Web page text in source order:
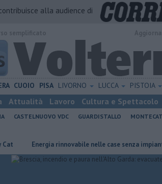
alla audience di
CUOIO PISA LIVORNO LUCCA PISTOIA
Attualità Lavoro Cultura e Spettacolo
CASTELNUOVO VDC GUARDISTALLO
Energia rinnovabile nelle case senza impianti